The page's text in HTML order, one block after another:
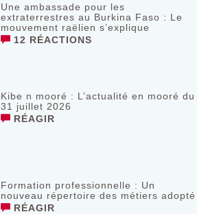
Une ambassade pour les
extraterrestres au Burkina Faso : Le
mouvement raëlien s’explique
12 RÉACTIONS
Kibe n mooré : L’actualité en mooré du
31 juillet 2026
RÉAGIR
Formation professionnelle : Un
nouveau répertoire des métiers adopté
RÉAGIR